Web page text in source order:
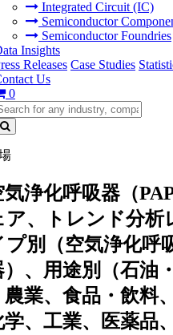
Integrated Circuit (IC)
Semiconductor
Semiconductor Foundries
Insights
Releases Case Studies
Us
0
気浄化呼吸器（
、トレンド分析
プ別（空気浄化呼
、用途別（石油
農業、食品・飲料
、工業、医薬品